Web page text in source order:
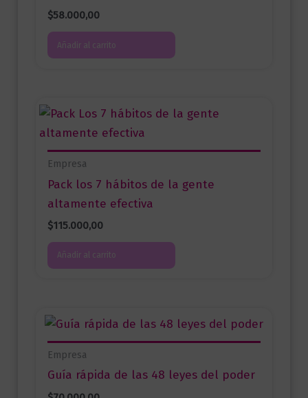
$58.000,00
Añadir al carrito
Empresa
Pack los 7 hábitos de la gente
altamente efectiva
$115.000,00
Añadir al carrito
Empresa
Guía rápida de las 48 leyes del poder